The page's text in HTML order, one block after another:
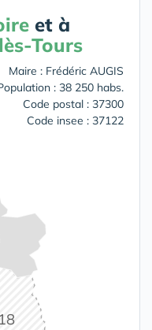
et à
Tours
Maire : Frédéric AUGIS
: 38 250 habs.
Code postal : 37300
Code insee : 37122
18